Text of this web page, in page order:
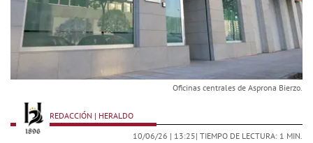
Oficinas centrales de Asprona Bierzo.
REDACCIÓN | HERALDO
10/06/26 | 13:25| TIEMPO DE LECTURA: 1 MIN.